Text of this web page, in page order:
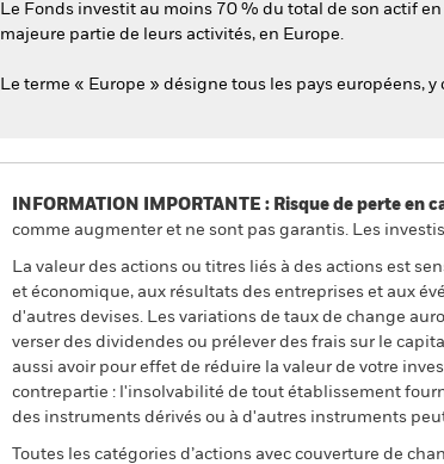
Le Fonds investit au moins 70 % du total de son actif
majeure partie de leurs activités, en Europe.
Le terme « Europe » désigne tous les pays européens,
INFORMATION IMPORTANTE : Risque de perte en
comme augmenter et ne sont pas garantis. Les
La valeur des actions ou titres liés à des actions est
et économique, aux résultats des entreprises et aux
d'autres devises. Les variations de taux de change
verser des dividendes ou prélever des frais sur le
aussi avoir pour effet de réduire la valeur de votre
contrepartie : l'insolvabilité de tout établissement
des instruments dérivés ou à d'autres instruments
Toutes les catégories d’actions avec couverture de